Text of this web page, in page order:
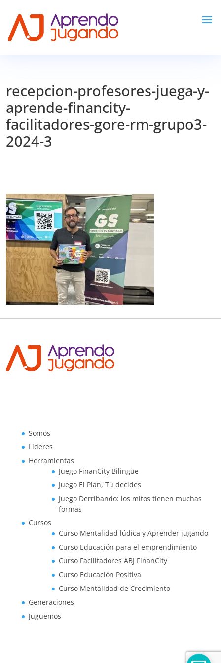
recepcion-profesores-juega-y-
aprende-financity-
facilitadores-gore-rm-grupo3-
2024-3
Somos
Líderes
Herramientas
Juego FinanCity Bilingüe
Juego El Plan, Tú decides
Juego Derribando: los mitos tienen muchas
formas
Cursos
Curso Mentalidad lúdica y Aprender jugando
Curso Educación para el emprendimiento
Curso Facilitadores ABJ FinanCity
Curso Educación Positiva
Curso Mentalidad de Crecimiento
Generaciones
Juguemos